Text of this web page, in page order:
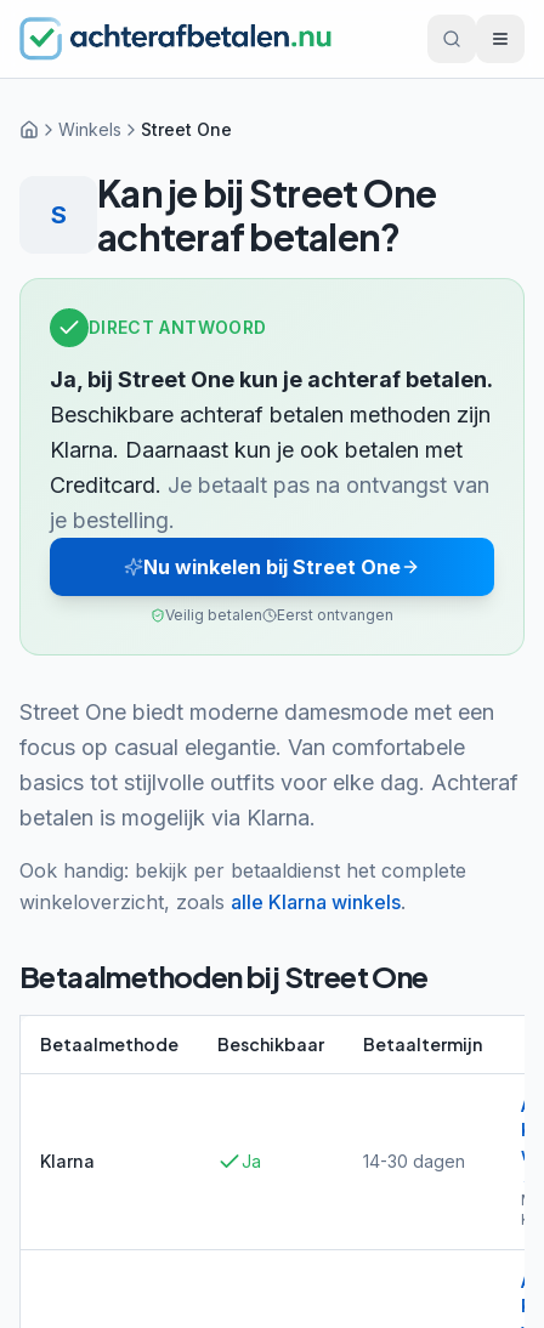
HomeWinkels Street One
S Kan je bijStreet One
achteraf betalen?
DIRECT ANTWOORD
Ja, bij Street One kun je achteraf betalen.
Beschikbare achteraf betalen methoden zijn
Klarna. Daarnaast kun je ook betalen met
Creditcard. Je betaalt pas na ontvangst van
je bestelling.
Nu winkelen bij Street One
Veilig betalen Eerst ontvangen
Street One biedt moderne damesmode met een
focus op casual elegantie. Van comfortabele
basics tot stijlvolle outfits voor elke dag. Achteraf
betalen is mogelijk via Klarna.
Ook handig: bekijk per betaaldienst het complete
winkeloverzicht, zoals alle Klarna winkels.
Betaalmethoden bijStreet One
Betaalmethode Beschikbaar Betaaltermijn
Klarna Ja 14-30 dagen
→